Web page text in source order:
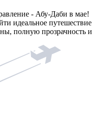
- Абу-Даби в мае!
идеальное путешествие
полную прозрачность и